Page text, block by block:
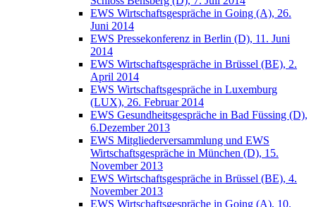
EWS Wirtschaftsgespräche in Going (A), 26.
Juni 2014
EWS Pressekonferenz in Berlin (D), 11. Juni
2014
EWS Wirtschaftsgespräche in Brüssel (BE), 2.
April 2014
EWS Wirtschaftsgespräche in Luxemburg
(LUX), 26. Februar 2014
EWS Gesundheitsgespräche in Bad Füssing (D),
6.Dezember 2013
EWS Mitgliederversammlung und EWS
Wirtschaftsgespräche in München (D), 15.
November 2013
EWS Wirtschaftsgespräche in Brüssel (BE), 4.
November 2013
EWS Wirtschaftsgespräche in Going (A), 10.